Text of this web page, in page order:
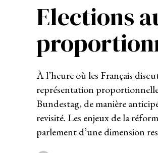
Elections
À l’heure où les Français
représentation
Bundestag, de manière
revisité. Les enjeux de la
parlement d’une dimension